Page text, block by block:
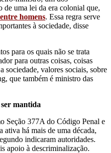
de uma lei da era colonial que,
homens. Essa regra serve
à sociedade, disse
para os quais não se trata
para outras coisas, coisas
sociedade, valores sociais, sobre
que também é ministro das
mantida
Seção 377A do Código Penal e
ativa há mais de uma década,
indicaram autoridades.
apoio à descriminalização.